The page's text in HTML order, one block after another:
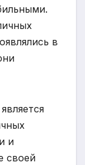
в
и
своей